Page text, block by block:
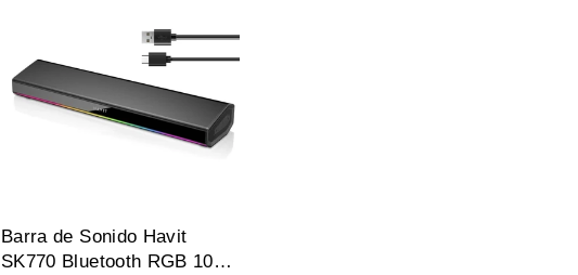
Barra de Sonido Havit
SK770 Bluetooth RGB 10W